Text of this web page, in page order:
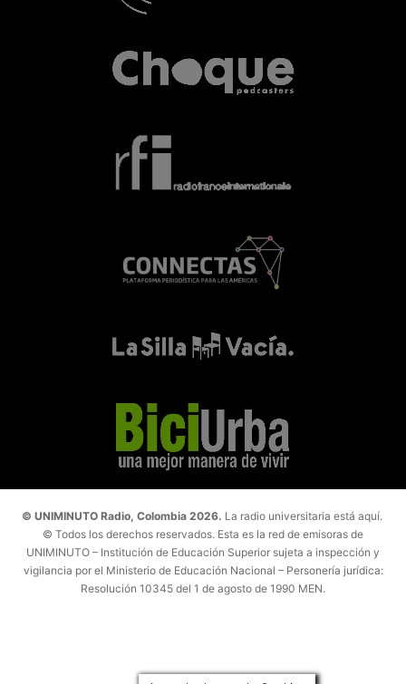
© UNIMINUTO Radio, Colombia 2026. La radio universitaria está aquí.
© Todos los derechos reservados. Esta es la red de emisoras de
UNIMINUTO – Institución de Educación Superior sujeta a inspección y
vigilancia por el Ministerio de Educación Nacional – Personería jurídica:
Resolución 10345 del 1 de agosto de 1990 MEN.